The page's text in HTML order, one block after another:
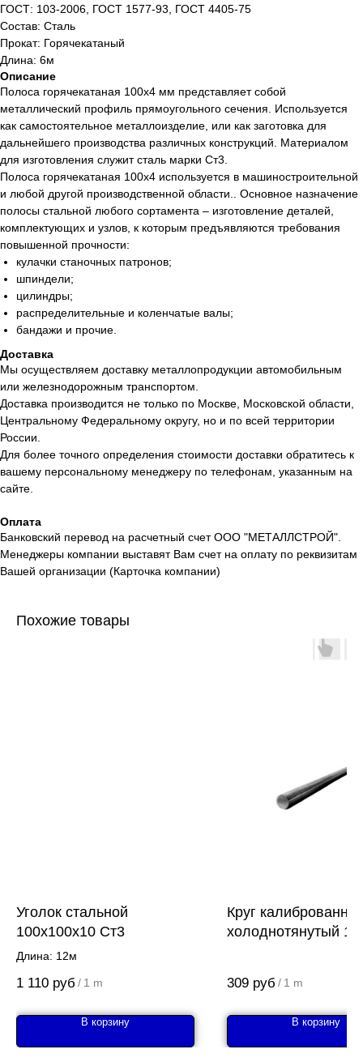
ГОСТ: 103-2006, ГОСТ 1577-93, ГОСТ 4405-75
Состав: Сталь
Прокат: Горячекатаный
Длина: 6м
Описание
Полоса горячекатаная 100х4 мм представляет собой
металлический профиль прямоугольного сечения. Используется
как самостоятельное металлоизделие, или как заготовка для
дальнейшего производства различных конструкций. Материалом
для изготовления служит сталь марки Ст3.
Полоса горячекатаная 100х4 используется в машиностроительной
и любой другой производственной области.. Основное назначение
полосы стальной любого сортамента – изготовление деталей,
комплектующих и узлов, к которым предъявляются требования
повышенной прочности:
кулачки станочных патронов;
шпиндели;
цилиндры;
распределительные и коленчатые валы;
бандажи и прочие.
Доставка
Мы осуществляем доставку металлопродукции автомобильным
или железнодорожным транспортом.
Доставка производится не только по Москве, Московской области,
Центральному Федеральному округу, но и по всей территории
России.
Для более точного определения стоимости доставки обратитесь к
вашему персональному менеджеру по телефонам, указанным на
сайте.
Оплата
Банковский перевод на расчетный счет ООО "МЕТАЛЛСТРОЙ".
Менеджеры компании выставят Вам счет на оплату по реквизитам
Вашей организации (Карточка компании)
Похожие товары
Уголок стальной
100х100х10 Ст3
Длина: 12м
1 110 руб / 1 m
В корзину
Круг
холоднотянутый
309 руб / 1 m
В корзину